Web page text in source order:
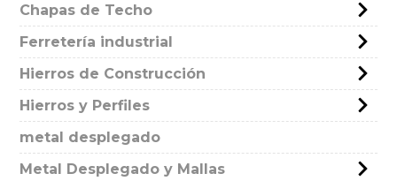
Chapas de Techo
Ferretería industrial
Hierros de Construcción
Hierros y Perfiles
metal desplegado
Metal Desplegado y Mallas